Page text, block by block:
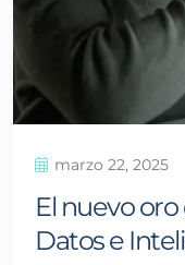
marzo 22, 2025
El nuevo
Datos e